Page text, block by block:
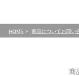
HOME 商品についてお問い
商